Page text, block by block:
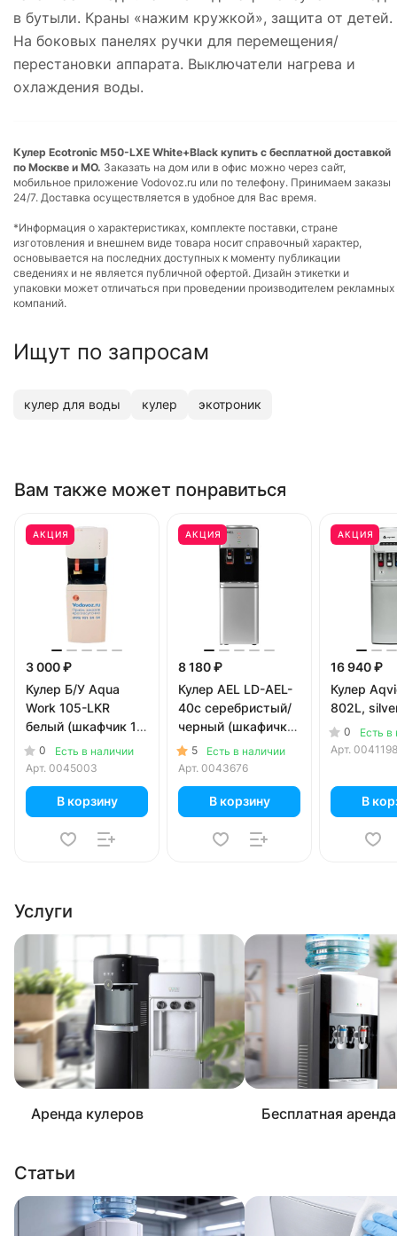
в бутыли. Краны «нажим кружкой», защита от детей.
На боковых панелях ручки для перемещения/
перестановки аппарата. Выключатели нагрева и
охлаждения воды.
Кулер Ecotronic M50-LXE White+Black купить с бесплатной доставкой
по Москве и МО. Заказать на дом или в офис можно через сайт,
мобильное приложение Vodovoz.ru или по телефону. Принимаем заказы
24/7. Доставка осуществляется в удобное для Вас время.
*Информация о характеристиках, комплекте поставки, стране
изготовления и внешнем виде товара носит справочный характер,
основывается на последних доступных к моменту публикации
сведениях и не является публичной офертой. Дизайн этикетки и
упаковки может отличаться при проведении производителем рекламных
компаний.
Ищут по запросам
кулер для воды кулер экотроник
Вам также может понравиться
АКЦИЯ
3 000 ₽
Кулер Б/У Aqua
Work 105-LKR
белый (шкафчик 13
литров)
0
Есть в наличии
Арт. 0045003
В корзину
АКЦИЯ
8 180 ₽
Кулер AEL LD-AEL-
40c серебристый/
черный (шкафичк 9
литров)
5
Есть в наличии
Арт. 0043676
В корзину
АКЦИЯ
16 940 ₽
Кулер
802L,
0
Есть в
Арт. 0041198
В
Услуги
Аренда кулеров Бесплатная
Статьи